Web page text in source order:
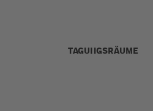
TAGUNGSRÄUME